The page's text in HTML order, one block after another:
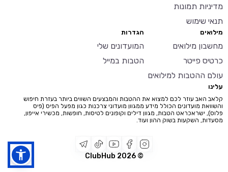
© ClubHub
2026
מדיניות תמונות
תנאי שימוש
מילואים
מחשבון מילואים
כרטיס פייטר
עולם ההטבות למילואים
הגדרות
המועדונים שלי
הטבות במייל
עלינו
קלאב האב עוזר לכם למצוא את ההטבות והמבצעים השווים ביותר בעזרת חיפוש
והשוואת מועדונים הכולל מידע ממגוון מועדוני צרכנות כגון מפעל הפיס (פיס
פלוס), ישראכראט הטבות, מגוון דילים וקופונים לטיסות, חופשות, מכשירי אייפון,
מסעדות, השקעות בשוק ההון ועוד.